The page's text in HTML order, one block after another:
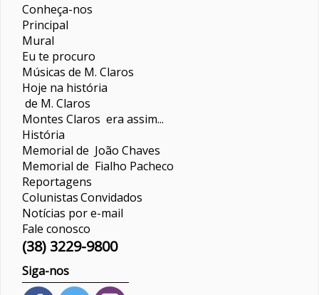
Conheça-nos
Principal
Mural
Eu te procuro
Músicas de M. Claros
Hoje na história
de M. Claros
Montes Claros era assim...
História
Memorial de João Chaves
Memorial de Fialho Pacheco
Reportagens
ColunistasConvidados
Notícias por e-mail
Fale conosco
(38) 3229-9800
Siga-nos